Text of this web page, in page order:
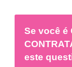
Se você é
este